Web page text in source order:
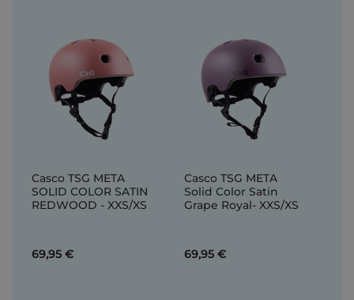
Casco TSG META
SOLID COLOR SATIN
REDWOOD - XXS/XS
69,95 €
Casco TSG META
Solid Color Satin
Grape Royal- XXS/XS
69,95 €